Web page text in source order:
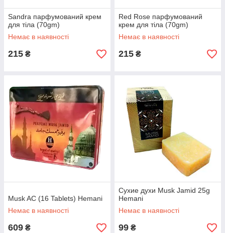
Sandra парфумований крем
для тіла (70gm)
Немає в наявності
215 ₴
Red Rоsе парфумований
крем для тіла (70gm)
Немає в наявності
215 ₴
Musk AC (16 Tablets) Hemani
Немає в наявності
609 ₴
Сухие духи Musk Jamid 25g
Hemani
Немає в наявності
99 ₴